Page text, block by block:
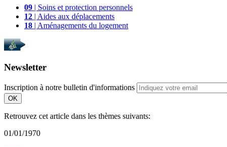
09 | Soins et protection personnels
12 | Aides aux déplacements
18 | Aménagements du logement
Newsletter
Inscription à notre bulletin d'informations
OK
Retrouvez cet article dans les thèmes suivants:
01/01/1970